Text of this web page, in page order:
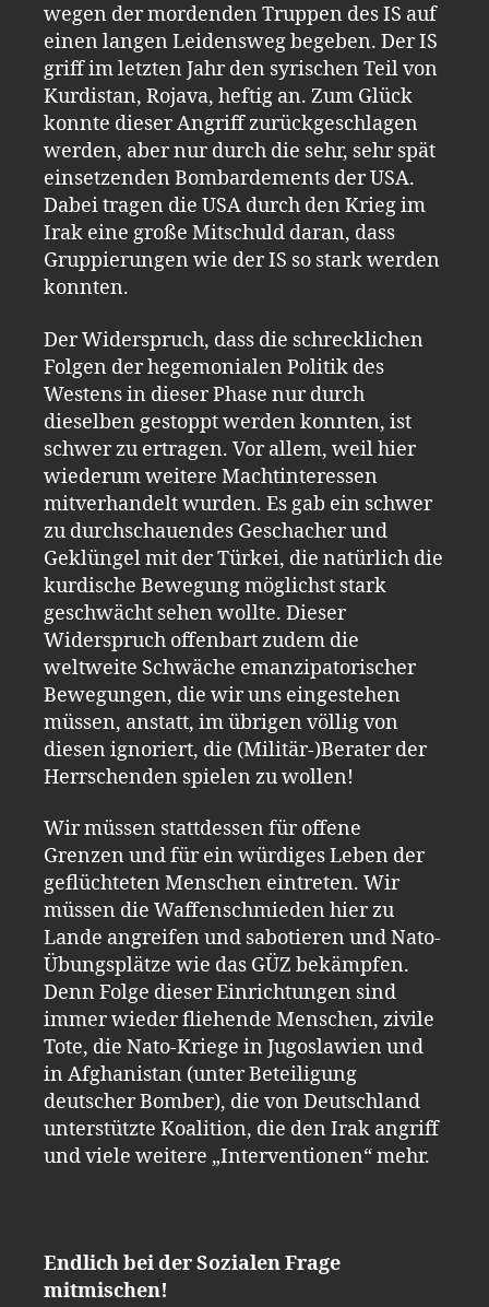
wegen der mordenden Truppen des IS auf
einen langen Leidensweg begeben. Der IS
griff im letzten Jahr den syrischen Teil von
Kurdistan, Rojava, heftig an. Zum Glück
konnte dieser Angriff zurückgeschlagen
werden, aber nur durch die sehr, sehr spät
einsetzenden Bombardements der USA.
Dabei tragen die USA durch den Krieg im
Irak eine große Mitschuld daran, dass
Gruppierungen wie der IS so stark werden
konnten.
Der Widerspruch, dass die schrecklichen
Folgen der hegemonialen Politik des
Westens in dieser Phase nur durch
dieselben gestoppt werden konnten, ist
schwer zu ertragen. Vor allem, weil hier
wiederum weitere Machtinteressen
mitverhandelt wurden. Es gab ein schwer
zu durchschauendes Geschacher und
Geklüngel mit der Türkei, die natürlich die
kurdische Bewegung möglichst stark
geschwächt sehen wollte. Dieser
Widerspruch offenbart zudem die
weltweite Schwäche emanzipatorischer
Bewegungen, die wir uns eingestehen
müssen, anstatt, im übrigen völlig von
diesen ignoriert, die (Militär-)Berater der
Herrschenden spielen zu wollen!
Wir müssen stattdessen für offene
Grenzen und für ein würdiges Leben der
geflüchteten Menschen eintreten. Wir
müssen die Waffenschmieden hier zu
Lande angreifen und sabotieren und Nato-
Übungsplätze wie das GÜZ bekämpfen.
Denn Folge dieser Einrichtungen sind
immer wieder fliehende Menschen, zivile
Tote, die Nato-Kriege in Jugoslawien und
in Afghanistan (unter Beteiligung
deutscher Bomber), die von Deutschland
unterstützte Koalition, die den Irak angriff
und viele weitere „Interventionen“ mehr.
Endlich bei der Sozialen Frage
mitmischen!